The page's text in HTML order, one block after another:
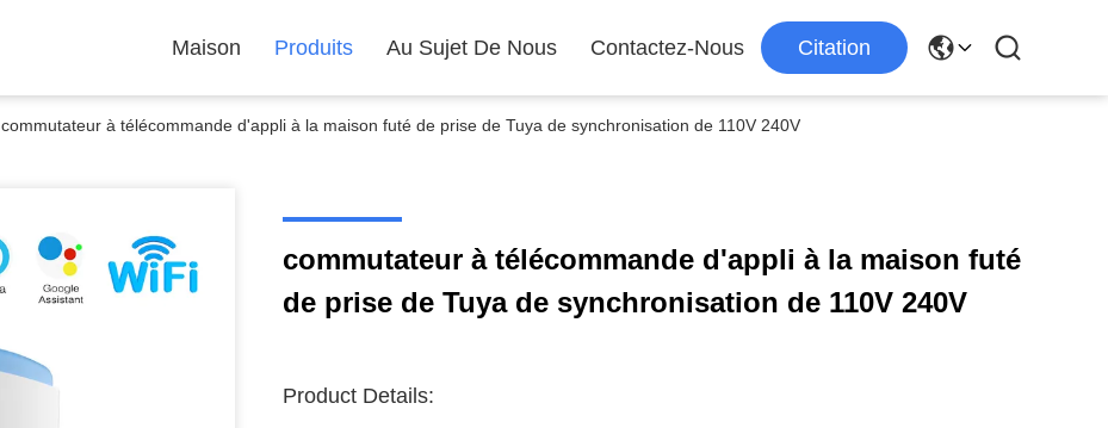
Maison Produits Au Sujet De Nous Contactez-Nous Citation
commutateur à télécommande d'appli à la maison futé de prise de Tuya de synchronisation de 110V 240V
commutateur à télécommande d'appli à la maison futé
de prise de Tuya de synchronisation de 110V 240V
Product Details: